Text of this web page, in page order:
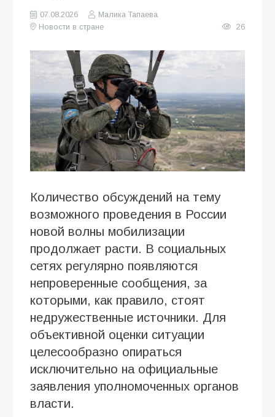
07.08.2026
Малика Тапаева
Новости в стране
26
Количество обсуждений на тему
возможного проведения в России
новой волны мобилизации
продолжает расти. В социальных
сетях регулярно появляются
непроверенные сообщения, за
которыми, как правило, стоят
недружественные источники. Для
объективной оценки ситуации
целесообразно опираться
исключительно на официальные
заявления уполномоченных органов
власти.